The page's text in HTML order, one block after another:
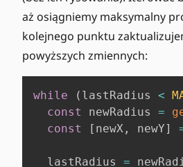
aż osiągniemy maksymalny
kolejnego punktu
powyższych zmiennych:
while ( lastRadius <
const
newRadius =
const
[ newX , newY]
  lastRadius
=